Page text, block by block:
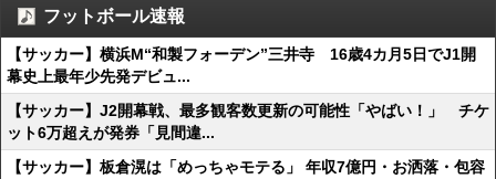
フットボール速報
【サッカー】横浜M“和製フォーデン”三井寺 16歳4カ月5日でJ1開
幕史上最年少先発デビュ...
【サッカー】J2開幕戦、最多観客数更新の可能性「やばい！」 チケ
ット6万超えが発券「見間違...
【サッカー】板倉滉は「めっちゃモテる」 年収7億円・お洒落・包容